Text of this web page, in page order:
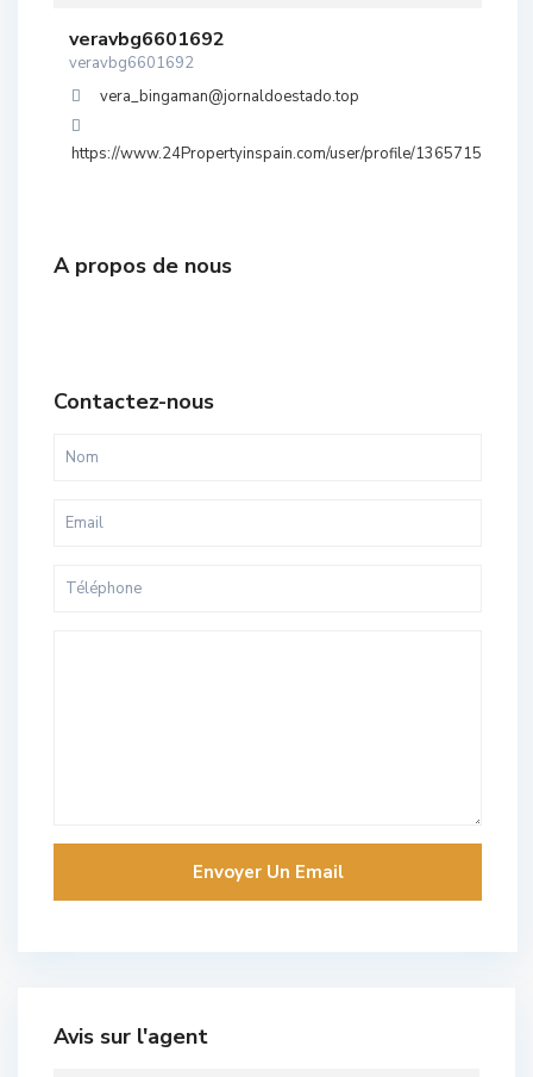
veravbg6601692
veravbg6601692
vera_bingaman@jornaldoestado.top
https://www.24Propertyinspain.com/user/profile/1365715
A propos de nous
Contactez-nous
Avis sur l'agent